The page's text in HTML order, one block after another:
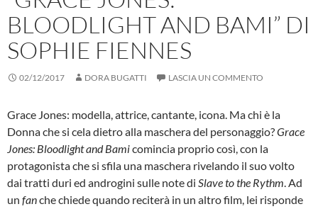
BLOODLIGHT AND BAMI” DI
SOPHIE FIENNES
02/12/2017 DORA BUGATTI LASCIA UN COMMENTO
Grace Jones: modella, attrice, cantante, icona. Ma chi è la
Donna che si cela dietro alla maschera del personaggio?Grace
Jones: Bloodlight and Bamicomincia proprio così, con la
protagonista che si sfila una maschera rivelando il suo volto
dai tratti duri ed androgini sulle note di Slave to the Rythm. Ad
un fanche chiede quando reciterà in un altro film, lei risponde